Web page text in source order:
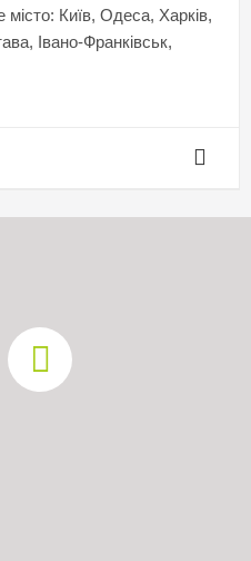
місто: Київ, Одеса, Харків,
Івано-Франківськ,